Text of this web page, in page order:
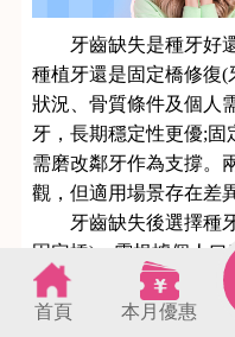
牙齒缺失是種牙好還
種植牙還是固定橋修復
狀況、骨質條件及個人
牙，長期穩定性更優;
需磨改鄰牙作為支撐。
觀，但適用場景存在差異
牙齒缺失後選擇種
固定橋)，需根據個人
斷，以下是兩者的主要
種植牙
首頁 本月優惠